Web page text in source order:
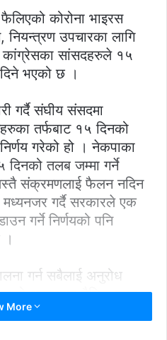
फैलिएको कोरोना भाइरस
उपचारका लागि
कांग्रेसका सांसदहरुले १५
भएको छ ।
गर्दै संघीय संसदमा
तर्फबाट १५ दिनको
गरेको हो । नेकपाका
तलब जम्मा गर्ने
संक्रमणलाई फैलन नदिन
मध्यनजर गर्दै सरकारले एक
गर्ने निर्णयको पनि
।
गर्न सबैलाई अनुरोध
अवस्थामा दैनिक श्रम
जीवनयापन गर्न
More